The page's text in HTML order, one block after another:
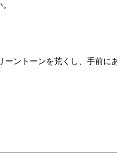
ントーンを荒くし、手前に